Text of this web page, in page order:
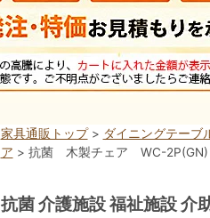
家具通販トップ> ダイニングテーブ
ア > 抗菌 木製チェア WC-
抗菌 介護施設 福祉施設 介